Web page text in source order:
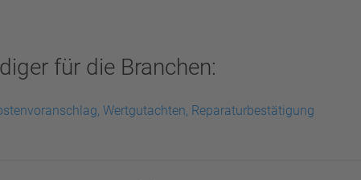
für die Branchen:
Wertgutachten, Reparaturbestätigung